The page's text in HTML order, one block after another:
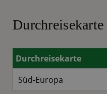
Durchreisekarte
Süd-Europa